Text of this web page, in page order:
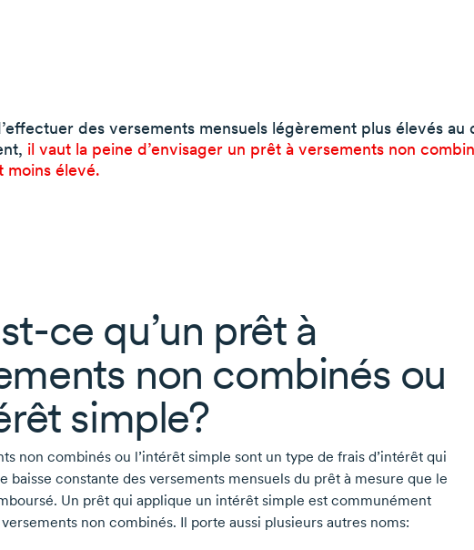
des versements mensuels légèrement plus élevés au
il vaut la peine d’envisager un prêt à versements non
moins élevé.
ce qu’un prêt à
non combinés ou
simple?
non combinés ou l’intérêt simple sont un type de frais d’intérêt qui
baisse constante des versements mensuels du prêt à mesure que le
Un prêt qui applique un intérêt simple est communément
non combinés. Il porte aussi plusieurs autres noms: